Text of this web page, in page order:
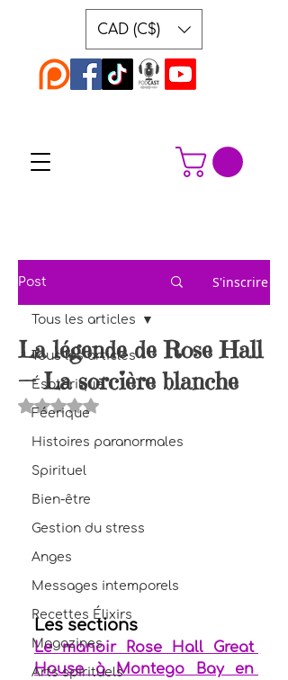
CAD (C$)
Post S'inscrire
Tous les articles
Ésotérique
Féerique
Histoires paranormales
Spirituel
Bien-être
Gestion du stress
Anges
Messages intemporels
Recettes Élixirs
Magazines
Arts spirituels
Tous les articles
La légende de Rose Hall
— La sorcière blanche
Noté NaN étoiles sur 5.
Les sections
Le manoir Rose Hall Great
House à Montego Bay en